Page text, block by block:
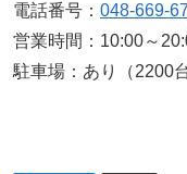
電話番号： 048-669-
営業時間：10:00～
駐車場：あり（2200台